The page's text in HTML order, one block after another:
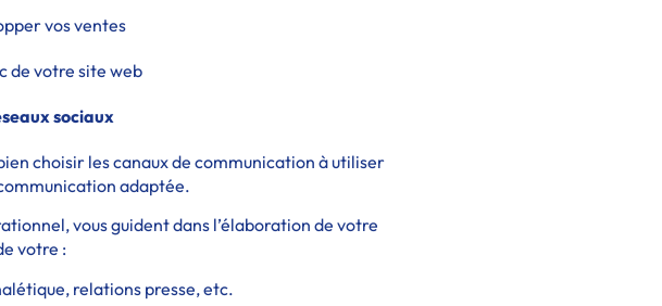
vos ventes
de votre site web
sociaux
choisir les canaux de communication à utiliser
adaptée.
vous guident dans l’élaboration de votre
votre :
relations presse, etc.